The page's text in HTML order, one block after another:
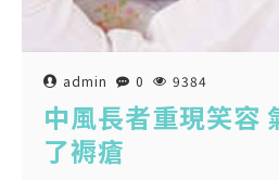
admin 0 9384
中風長者重現笑容
了褥瘡